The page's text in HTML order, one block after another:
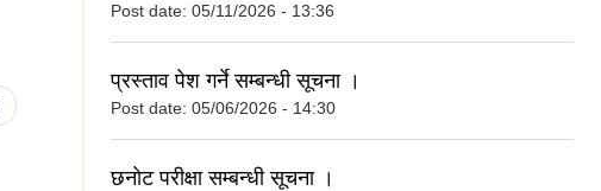
Post date: 05/11/2026 - 13:36
प्रस्ताव पेश गर्ने सम्बन्धी सूचना ।
Post date: 05/06/2026 - 14:30
छनोट परीक्षा सम्बन्धी सूचना ।